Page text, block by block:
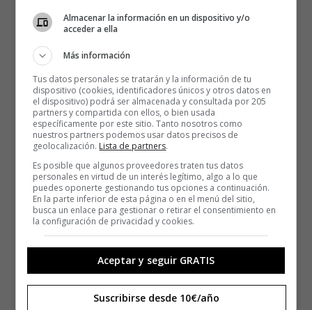
Almacenar la información en un dispositivo y/o
acceder a ella
Más información
Tus datos personales se tratarán y la información de tu
dispositivo (cookies, identificadores únicos y otros datos en
el dispositivo) podrá ser almacenada y consultada por 205
partners y compartida con ellos, o bien usada
específicamente por este sitio. Tanto nosotros como
nuestros partners podemos usar datos precisos de
geolocalización. Lista de partners.
Es posible que algunos proveedores traten tus datos
personales en virtud de un interés legítimo, algo a lo que
puedes oponerte gestionando tus opciones a continuación.
En la parte inferior de esta página o en el menú del sitio,
busca un enlace para gestionar o retirar el consentimiento en
la configuración de privacidad y cookies.
Aceptar y seguir GRATIS
Suscribirse desde 10€/año